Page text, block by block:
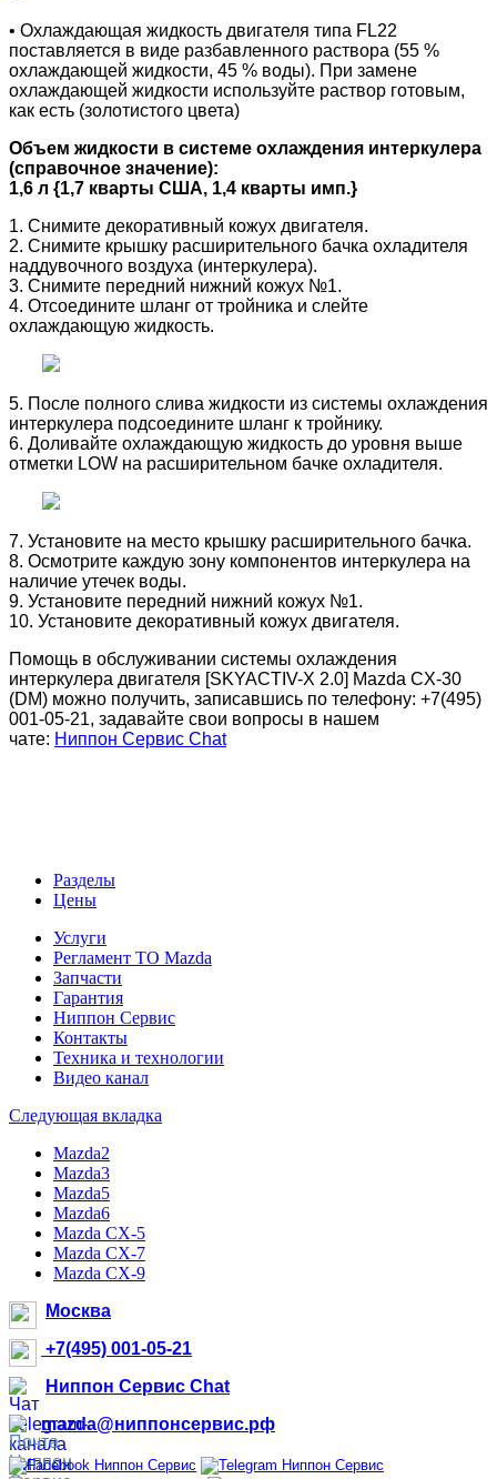
• Охлаждающая жидкость двигателя типа FL22
поставляется в виде разбавленного раствора (55 %
охлаждающей жидкости, 45 % воды). При замене
охлаждающей жидкости используйте раствор готовым,
как есть (золотистого цвета)
Объем жидкости в системе охлаждения интеркулера
(справочное значение):
1,6 л {1,7 кварты США, 1,4 кварты имп.}
1. Снимите декоративный кожух двигателя.
2. Снимите крышку расширительного бачка охладителя
наддувочного воздуха (интеркулера).
3. Снимите передний нижний кожух №1.
4. Отсоедините шланг от тройника и слейте
охлаждающую жидкость.
5. После полного слива жидкости из системы охлаждения
интеркулера подсоедините шланг к тройнику.
6. Доливайте охлаждающую жидкость до уровня выше
отметки LOW на расширительном бачке охладителя.
7. Установите на место крышку расширительного бачка.
8. Осмотрите каждую зону компонентов интеркулера на
наличие утечек воды.
9. Установите передний нижний кожух №1.
10. Установите декоративный кожух двигателя.
Помощь в обслуживании системы охлаждения
интеркулера двигателя [SKYACTIV-X 2.0] Mazda CX-30
(DM) можно получить, записавшись по телефону: +7(495)
001-05-21, задавайте свои вопросы в нашем
чате: Ниппон Сервис Chat
Разделы
Цены
Услуги
Регламент ТО Mazda
Запчасти
Гарантия
Ниппон Сервис
Контакты
Техника и технологии
Видео канал
Следующая вкладка
Mazda2
Mazda3
Mazda5
Mazda6
Mazda CX-5
Mazda CX-7
Mazda CX-9
Москва
+7(495) 001-05-21
Ниппон Сервис Chat
mazda@ниппонсервис.рф